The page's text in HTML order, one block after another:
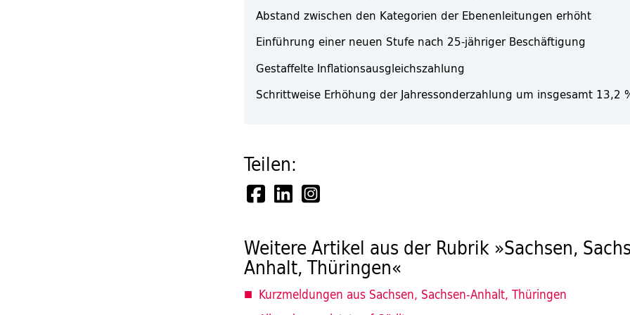
Abstand zwischen den Kategorien der Ebenenleitungen erhöht
Einführung einer neuen Stufe nach 25-jähriger Beschäftigung
Gestaffelte Inflationsausgleichszahlung
Schrittweise Erhöhung der Jahressonderzahlung um insgesamt 13,2
Teilen:
Weitere Artikel aus der Rubrik »Sachsen,
Anhalt, Thüringen«
Kurzmeldungen aus Sachsen, Sachsen-Anhalt, Thüringen